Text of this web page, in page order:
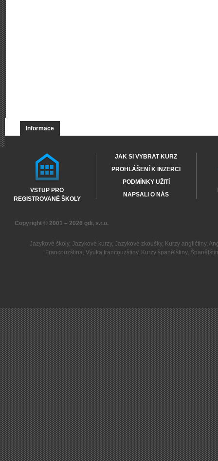
Informace
VSTUP PRO
REGISTROVANÉ ŠKOLY
JAK SI VYBRAT KURZ
PROHLÁŠENÍ K INZERCI
PODMÍNKY UŽITÍ
NAPSALI O NÁS
Copyright © 2001 – 2026 gdi, s.r.o.
Jazykové školy, Jazykové kurzy, Jazykové zkoušky, Kurzy angličtiny,
Francouzština,Výuka francouzštiny, Kurzy španělštiny,